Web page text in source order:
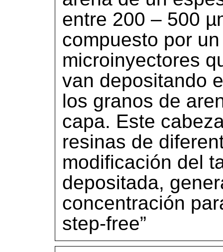
entre 200 – 500
compuesto por
microinyectores
van depositando
los granos de
capa. Este
resinas de
modificación del
depositada,
concentración
step-free”